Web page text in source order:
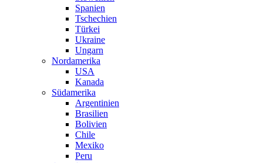
Spanien
Tschechien
Türkei
Ukraine
Ungarn
Nordamerika
USA
Kanada
Südamerika
Argentinien
Brasilien
Bolivien
Chile
Mexiko
Peru